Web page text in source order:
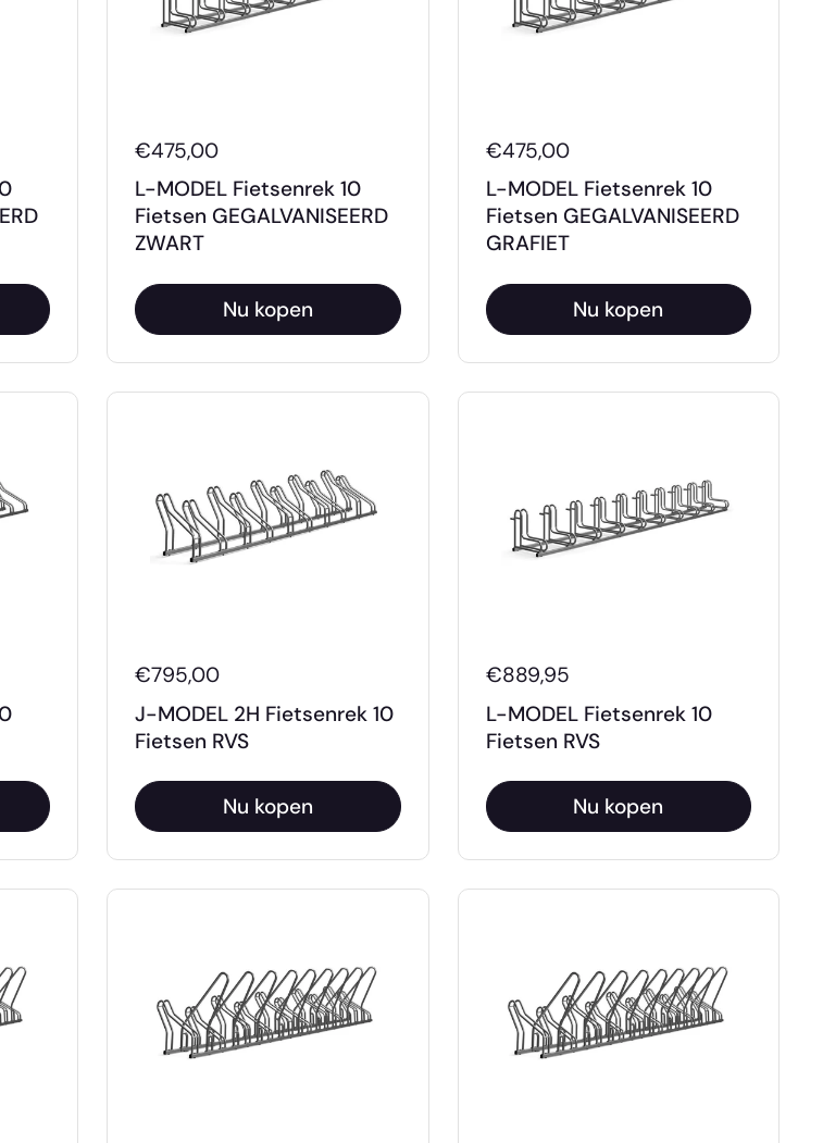
€475,00
L-MODEL Fietsenrek 10
Fietsen GEGALVANISEERD
ZWART
Nu kopen
€475,00
L-MODEL Fietsenrek 10
Fietsen GEGALVANISEERD
GRAFIET
Nu kopen
€795,00
J-MODEL 2H Fietsenrek 10
Fietsen RVS
Nu kopen
€889,95
L-MODEL Fietsenrek 10
Fietsen RVS
Nu kopen